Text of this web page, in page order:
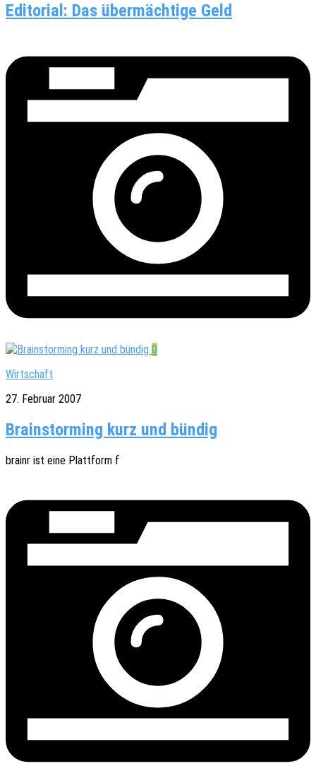
Editorial: Das übermächtige Geld
0
Wirtschaft
27. Februar 2007
Brainstorming kurz und bündig
brainr ist eine Platt­form f